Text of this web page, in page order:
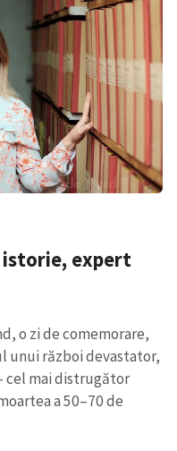
expert
o zi de comemorare,
unui război devastator,
cel mai distrugător
a 50–70 de